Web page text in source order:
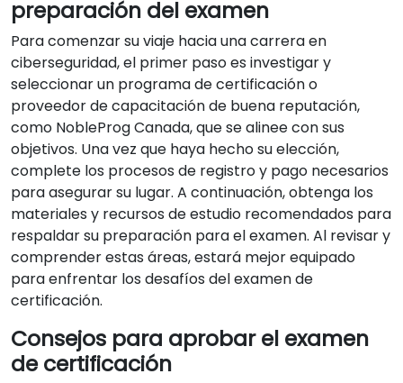
preparación del examen
Para comenzar su viaje hacia una carrera en
ciberseguridad, el primer paso es investigar y
seleccionar un programa de certificación o
proveedor de capacitación de buena reputación,
como NobleProg Canada, que se alinee con sus
objetivos. Una vez que haya hecho su elección,
complete los procesos de registro y pago necesarios
para asegurar su lugar. A continuación, obtenga los
materiales y recursos de estudio recomendados para
respaldar su preparación para el examen. Al revisar y
comprender estas áreas, estará mejor equipado
para enfrentar los desafíos del examen de
certificación.
Consejos para aprobar el examen
de certificación